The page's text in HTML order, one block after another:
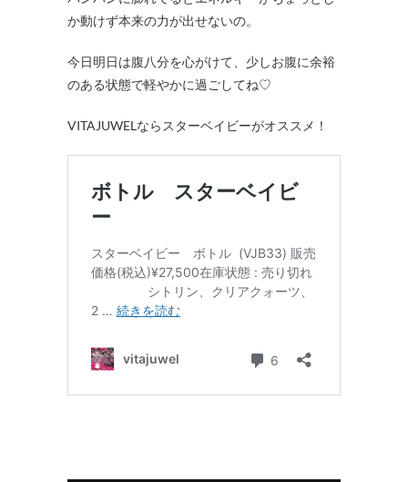
か動けず本来の力が出せないの。
今日明日は腹八分を心がけて、少しお腹に余裕
のある状態で軽やかに過ごしてね♡
VITAJUWELならスターベイビーがオススメ！